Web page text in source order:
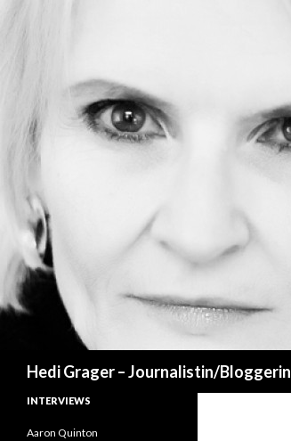
Hedi Grager – Journalistin/Bloggerin
INTERVIEWS
Aaron Quinton